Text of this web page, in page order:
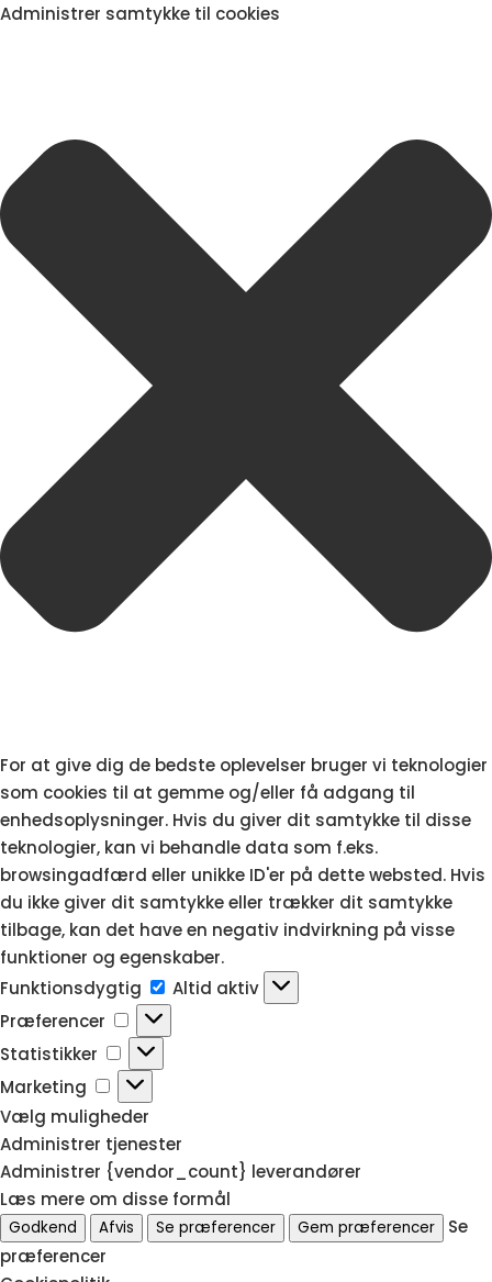
Administrer samtykke til cookies
For at give dig de bedste oplevelser bruger vi teknologier
som cookies til at gemme og/eller få adgang til
enhedsoplysninger. Hvis du giver dit samtykke til disse
teknologier, kan vi behandle data som f.eks.
browsingadfærd eller unikke ID'er på dette websted. Hvis
du ikke giver dit samtykke eller trækker dit samtykke
tilbage, kan det have en negativ indvirkning på visse
funktioner og egenskaber.
Funktionsdygtig
Funktionsdygtig
Altid aktiv
Præferencer
Præferencer
Statistikker
Statistikker
Marketing
Marketing
Vælg muligheder
Administrer tjenester
Administrer {vendor_count} leverandører
Læs mere om disse formål
Godkend Afvis Se præferencer Gem præferencer
Se
præferencer